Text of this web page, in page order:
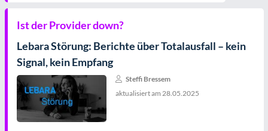
Ist der Provider down?
Lebara Störung: Berichte über Totalausfall – kein
Signal, kein Empfang
Steffi Bressem
aktualisiert am 28.05.2025